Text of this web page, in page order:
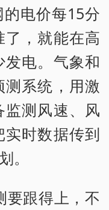
电价每15分
，就能在高
电。气象和
系统，用激
测风速、风
时数据传到
。
要跟得上，不